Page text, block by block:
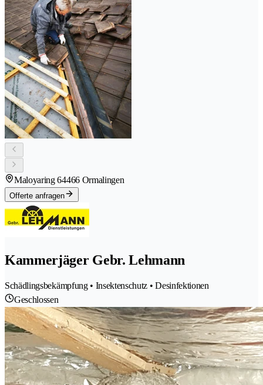
Maloyaring 64466 Ormalingen
Offerte anfragen
Kammerjäger Gebr. Lehmann
Schädlingsbekämpfung • Insektenschutz • Desinfektionen
Geschlossen